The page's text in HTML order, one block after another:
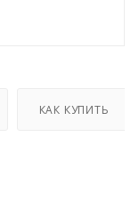
КАК КУПИТЬ